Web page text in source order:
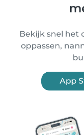
Bekijk snel het
oppassen,
App